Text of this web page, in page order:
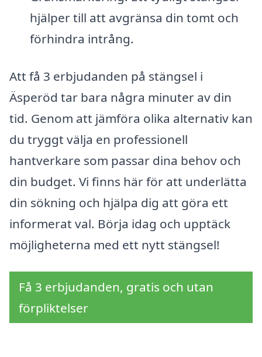
hjälper till att avgränsa din tomt och
förhindra intrång.
Att få 3 erbjudanden på stängsel i
Äsperöd tar bara några minuter av din
tid. Genom att jämföra olika alternativ kan
du tryggt välja en professionell
hantverkare som passar dina behov och
din budget. Vi finns här för att underlätta
din sökning och hjälpa dig att göra ett
informerat val. Börja idag och upptäck
möjligheterna med ett nytt stängsel!
Få 3 erbjudanden, gratis och utan
förpliktelser